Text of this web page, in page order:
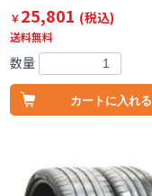
￥25,801 (税込)
送料無料
数量
カートに入れる